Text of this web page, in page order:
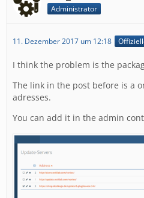
Administrator
11. Dezember 2017 um 12:18
I think the problem is the
The link in the post before is a
adresses.
You can add it in the admin